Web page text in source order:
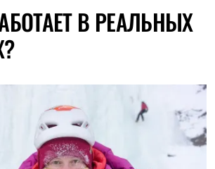
В РЕАЛЬНЫХ